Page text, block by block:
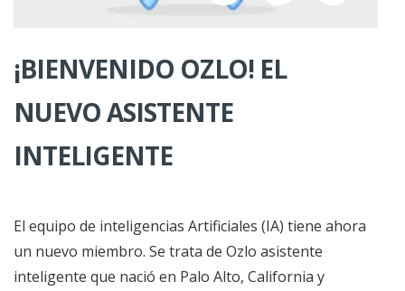
¡BIENVENIDO OZLO! EL
NUEVO ASISTENTE
INTELIGENTE
El equipo de inteligencias Artificiales (IA) tiene ahora
un nuevo miembro. Se trata de Ozlo asistente
inteligente que nació en Palo Alto, California y